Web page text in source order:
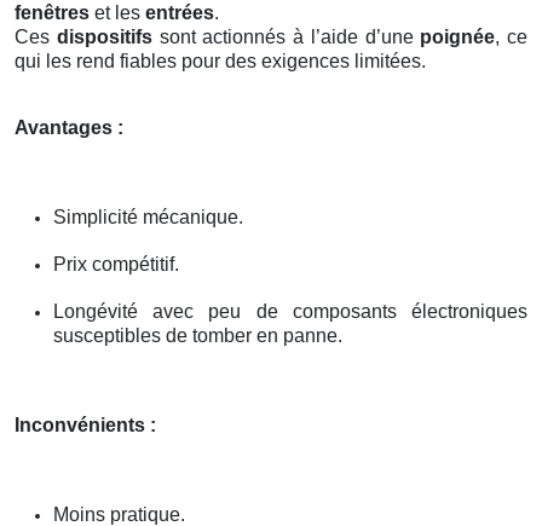
fenêtres et les entrées.
Ces dispositifssont actionnés à l’aide d’une poignée, ce
qui les rend fiables pour des exigences limitées.
Avantages :
Simplicité mécanique.
Prix compétitif.
Longévité avec peu de composants électroniques
susceptibles de tomber en panne.
Inconvénients :
Moins pratique.